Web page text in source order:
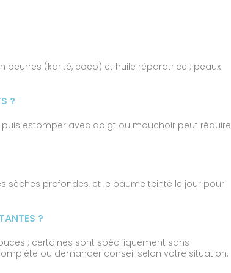
beurres (karité, coco) et huile réparatrice ; peaux
?
estomper avec doigt ou mouchoir peut réduire
sèches profondes, et le baume teinté le jour pour
?
; certaines sont spécifiquement sans
ou demander conseil selon votre situation.